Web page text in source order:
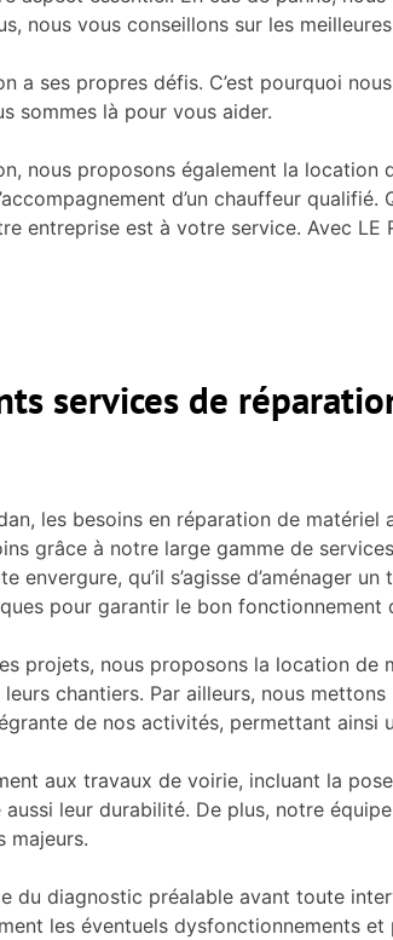
nous vous conseillons sur les
a ses propres défis. C’est pourquoi
sommes là pour vous aider.
nous proposons également la
d’un chauffeur
entreprise est à votre service. Avec LE
services de
les besoins en réparation de
grâce à notre large gamme de
envergure, qu’il s’agisse d’aménager
pour garantir le bon fonctionnement
projets, nous proposons la location
chantiers. Par ailleurs, nous
de nos activités, permettant ainsi
aux travaux de voirie, incluant la
leur durabilité. De plus, notre
majeurs.
du diagnostic préalable avant toute
les éventuels dysfonctionnements